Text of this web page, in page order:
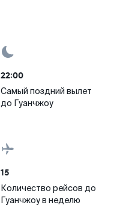
22:00
Самый поздний вылет
до Гуанчжоу
15
Количество рейсов до
Гуанчжоу в неделю